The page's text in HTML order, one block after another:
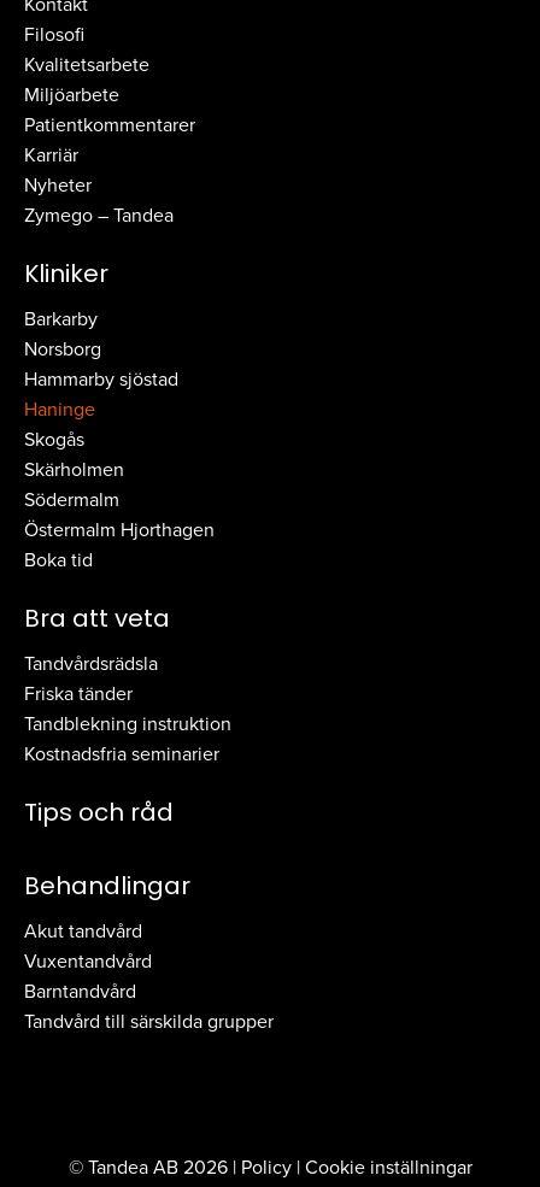
Kontakt
Filosofi
Kvalitetsarbete
Miljöarbete
Patientkommentarer
Karriär
Nyheter
Zymego – Tandea
Kliniker
Barkarby
Norsborg
Hammarby sjöstad
Haninge
Skogås
Skärholmen
Södermalm
Östermalm Hjorthagen
Boka tid
Bra att veta
Tandvårdsrädsla
Friska tänder
Tandblekning instruktion
Kostnadsfria seminarier
Tips och råd
Behandlingar
Akut tandvård
Vuxentandvård
Barntandvård
Tandvård till särskilda grupper
© Tandea AB 2026 | Policy| Cookie inställningar